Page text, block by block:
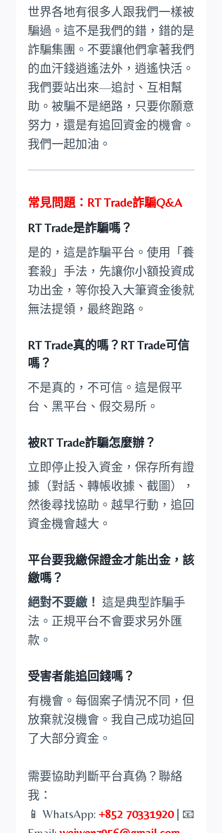
世界各地有很多人跟我們一樣被
騙過。這不是我們的錯，錯的是
詐騙集團。不要讓他們拿著我們
的血汗錢逍遙法外，逍遙快活。
我們要站出來—追討、互相幫
助。被騙不是絕路，只要你願意
努力，還是有追回資金的機會。
我們一起加油。
常見問題：RT Trade詐騙Q&A
RT Trade是詐騙嗎？
是的，這是詐騙平台。使用「養
套殺」手法，先讓你小額投資成
功出金，等你投入大筆資金後就
無法提領，最終跑路。
RT Trade真的嗎？RT Trade可信
嗎？
不是真的，不可信。這是假平
台、黑平台、假交易所。
被RT Trade詐騙怎麼辦？
立即停止投入資金，保存所有證
據（對話、轉帳收據、截圖），
然後尋找協助。越早行動，追回
資金機會越大。
平台要我繳保證金才能出金，該
繳嗎？
絕對不要繳！ 這是典型詐騙手
法。正規平台不會要求另外匯
款。
受害者能追回錢嗎？
有機會。每個案子情況不同，但
放棄就沒機會。我自己成功追回
了大部分資金。
需要協助判斷平台真偽？聯絡
我：
📱 WhatsApp: +852 70331920| 📧